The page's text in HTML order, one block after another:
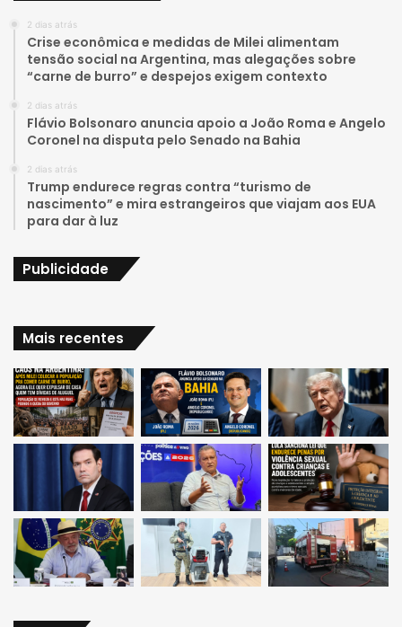
b
g
a
2 dias atrás
Crise econômica e medidas de Milei alimentam
tensão social na Argentina, mas alegações sobre
“carne de burro” e despejos exigem contexto
2 dias atrás
Flávio Bolsonaro anuncia apoio a João Roma e Angelo
Coronel na disputa pelo Senado na Bahia
2 dias atrás
Trump endurece regras contra “turismo de
nascimento” e mira estrangeiros que viajam aos EUA
para dar à luz
Publicidade
Mais recentes